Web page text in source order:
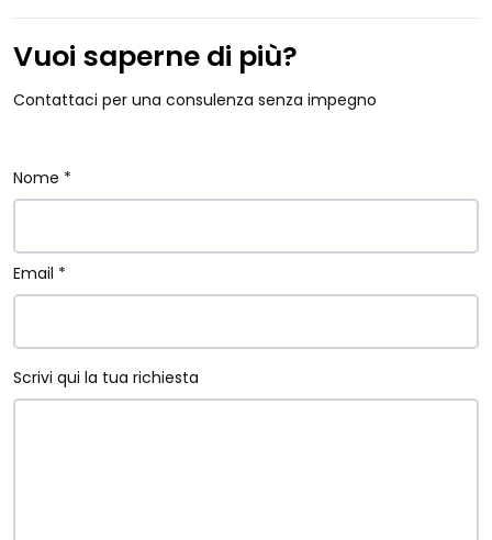
Vuoi saperne di più?
Contattaci per una consulenza senza impegno
Nome *
Email *
Scrivi qui la tua richiesta